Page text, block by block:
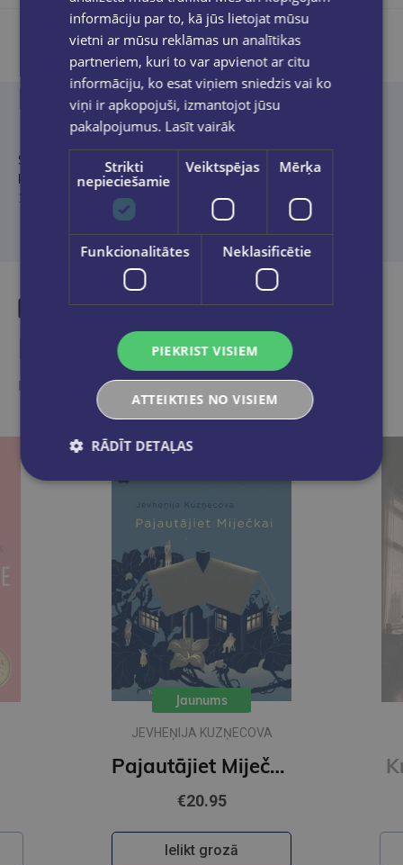
Produkta apraksts
Šīs grāmatas autors ir Oleksijs Anulja, Ukrainas Bruņoto spēku
karavīrs, kurš desmit mēnešu garumā izdzīvojis krievu gūstā.
130 dienu gūsta laika pavadījis karcerī.
Līdzīgas preces
Ieskaties, varbūt noder
Jaunums
JEVHEŅIJA KUZŅECOVA
Pajautājiet Miječkai
€20.95
Ielikt grozā
informāciju par to, kā jūs lietojat mūsu
vietni ar mūsu reklāmas un analītikas
partneriem, kuri to var apvienot ar citu
informāciju, ko esat viņiem sniedzis vai ko
viņi ir apkopojuši, izmantojot jūsu
pakalpojumus. Lasīt vairāk
Strikti
nepieciešamie
Veiktspējas Mērķa
Funkcionalitātes Neklasificētie
PIEKRIST VISIEM
ATTEIKTIES NO VISIEM
RĀDĪT DETAĻAS